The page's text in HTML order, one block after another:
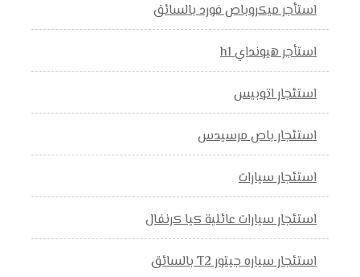
استأجر ميكروباص فورد بالسائق
استأجر هيونداي h1
استئجار اتوبيس
استئجار باص مرسيدس
استئجار سيارات
استئجار سيارات عائلية كيا كرنفال
استئجار سياره جيتور T2 بالسائق